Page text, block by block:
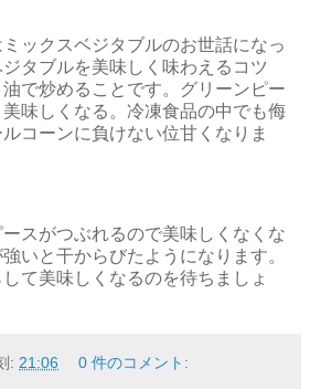
ックスベジタブルのお世話になっ
タブルを美味しく味わえるコツ
で炒めることです。グリーンピー
味しくなる。冷凍食品の中でも侮
コーンに負けない位甘くなりま
スがつぶれるので美味しくなくな
いと干からびたようになります。
て美味しくなるのを待ちましょ
: 21:06 0 件のコメント: